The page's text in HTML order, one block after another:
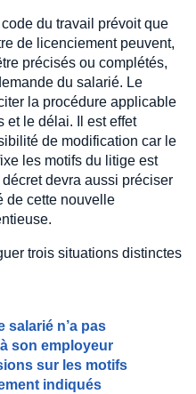
du travail prévoit que
de licenciement peuvent,
précisés ou complétés,
du salarié. Le
la procédure applicable
et le délai. Il est effet
de modification car le
les motifs du litige est
devra aussi préciser
de cette nouvelle
trois situations distinctes
salarié n’a pas
son employeur
sur les motifs
indiqués